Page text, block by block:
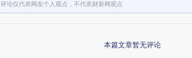
评论仅代表网友个人观点，不代表财新网观点
本篇文章暂无评论